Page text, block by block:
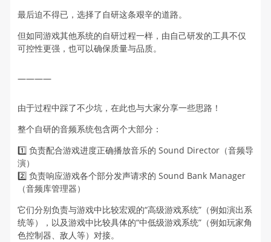
最后迫不得已，选择了自研这条艰辛的道路。
但如同游戏其他系统的自研过程一样，由自己研发的工具不仅
可控性更强，也可以确保质量与品质。
————
由于过程中踩了不少坑，在此也与大家分享一些思路！
整个自研的音频系统包含两个大部分：
1️⃣ 负责配合游戏进度正确播放音乐的 Sound Director（音频导
演）
2️⃣ 负责响应游戏各个部分发声请求的 Sound Bank Manager
（音频库管理器）
它们分别负责与游戏中比较宏观的“高级游戏系统”（例如演出系
统等），以及游戏中比较具体的“中低级游戏系统”（例如玩家角
色控制器、敌人等）对接。